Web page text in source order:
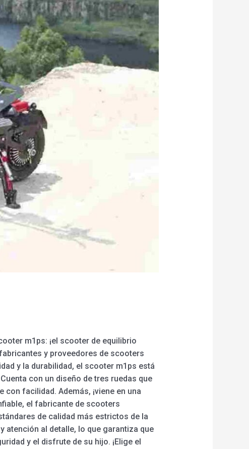
m1ps: ¡el scooter de equilibrio
y proveedores de scooters
y la durabilidad, el scooter m1ps está
con un diseño de tres ruedas que
facilidad. Además, ¡viene en una
el fabricante de scooters
de calidad más estrictos de la
atención al detalle, lo que garantiza que
y el disfrute de su hijo. ¡Elige el